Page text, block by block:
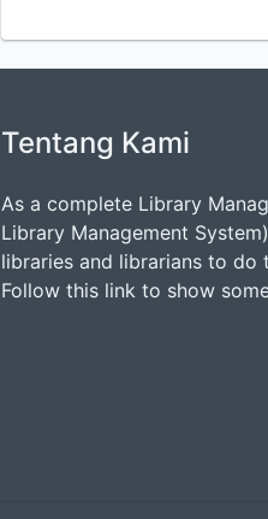
Tentang Kami
As a complete Library
Library Management
libraries and librarians to do
Follow this link to show